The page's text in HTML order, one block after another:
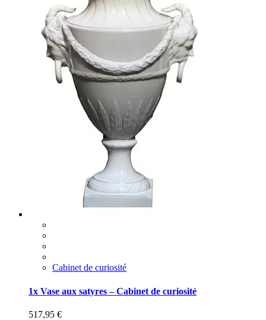
Cabinet de curiosité
1x Vase aux satyres – Cabinet de curiosité
517,95 €